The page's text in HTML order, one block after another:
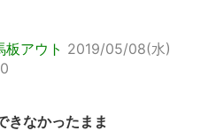
アウト 2019/05/08(水)
きなかったまま